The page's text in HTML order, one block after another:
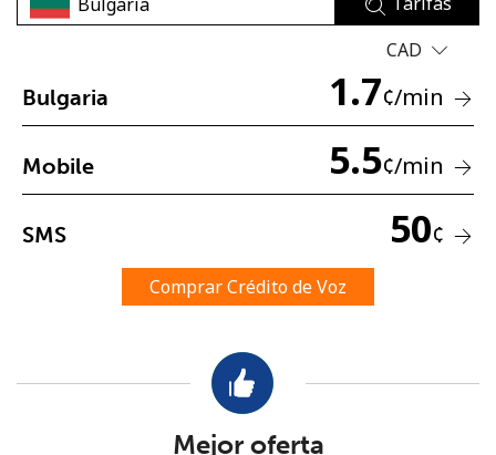
Mínimo 8 caracteres
Una letra mayúscula y una minúscula
Un caracter especial
Mantente en contacto para recibir nuestras mejores
CAD
Bulgaria 1.7¢/min
Mobile 5.5¢/min
SMS 50¢
Comprar Crédito de Voz
Mejor oferta